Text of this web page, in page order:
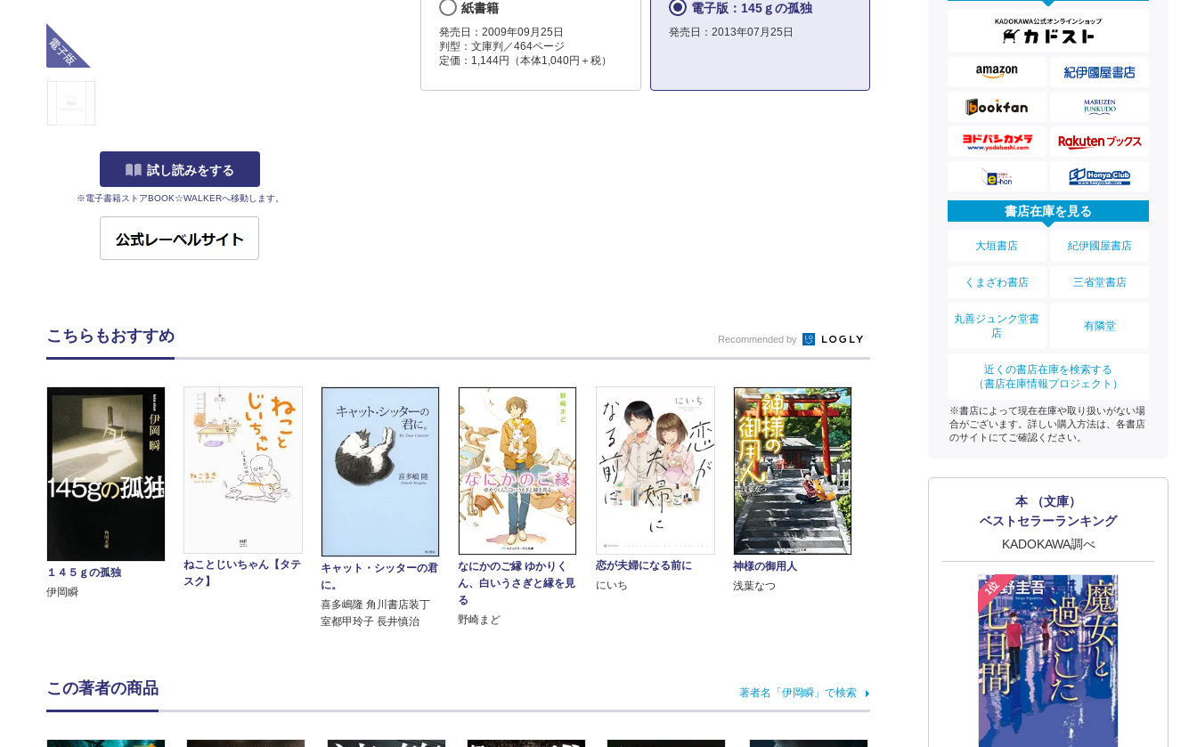
試し読みをする
※電子書籍ストアBOOK☆WALKERへ移動します。
紙書籍
発売日：2009年09月25日
判型：文庫判／464ページ
定価：1,144円（本体1,040円＋税）
電子版：145ｇの孤独
発売日：2013年07月25日
書店在庫を見る
大垣書店 紀伊國屋書店
くまざわ書店 三省堂書店
丸善ジュンク堂書
店
有隣堂
近くの書店在庫を検索する
（書店在庫情報プロジェクト）
※書店によって現在在庫や取り扱いがない場
合がございます。詳しい購入方法は、各書店
のサイトにてご確認ください。
本 （文庫）
ベストセラーランキング
KADOKAWA調べ
1位
こちらもおすすめ Recommended by
１４５ｇの孤独
伊岡瞬
ねことじいちゃん【タテ
スク】
キャット・シッターの君
に。
喜多嶋隆 角川書店装丁
室都甲玲子 長井慎治
なにかのご縁 ゆかりく
ん、白いうさぎと縁を見
る
野崎まど
恋が夫婦になる前に
にいち
神様の御用人
浅葉なつ
この著者の商品 著者名「伊岡瞬」で検索